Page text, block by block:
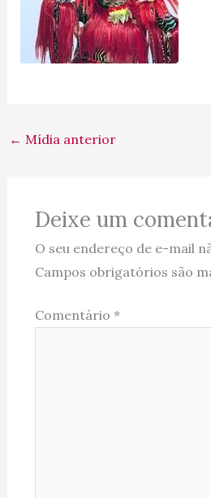
← Mídia anterior
Deixe um
O seu endereço de e-mail
Campos obrigatórios são
Comentário *